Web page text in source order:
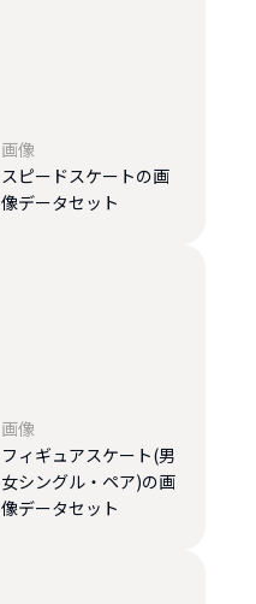
画像
スピードスケートの画
像データセット
画像
フィギュアスケート(男
女シングル・ペア)の画
像データセット